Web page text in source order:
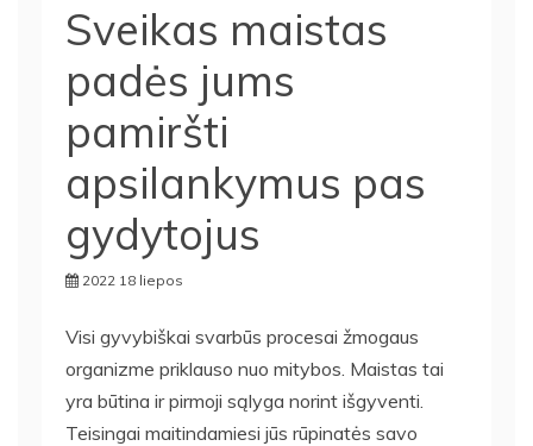
Sveikas maistas
padės jums
pamiršti
apsilankymus pas
gydytojus
2022 18 liepos
Visi gyvybiškai svarbūs procesai žmogaus
organizme priklauso nuo mitybos. Maistas tai
yra būtina ir pirmoji sąlyga norint išgyventi.
Teisingai maitindamiesi jūs rūpinatės savo